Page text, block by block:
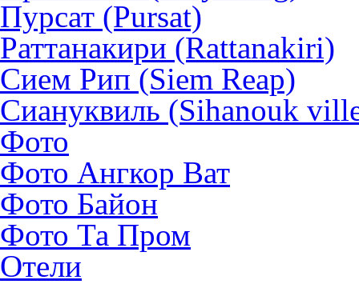
Пурсат (Pursat)
Раттанакири (Rattanakiri)
Сием Рип (Siem Reap)
Сиануквиль (Sihanouk
Фото
Фото Ангкор Ват
Фото Байон
Фото Та Пром
Отели